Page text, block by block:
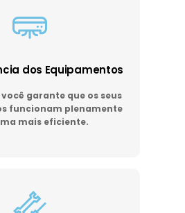
dos Equipamentos
você garante que os seus
funcionam plenamente
mais eficiente.